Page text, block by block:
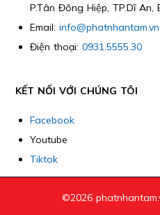
P.Tân Đông Hiệp, TP.Dĩ An,
Email:info@phatnhantam.vn
Điện thoại:0931.5555.30
KẾT NỐI VỚI CHÚNG TÔI
Facebook
Youtube
Tiktok
©2026